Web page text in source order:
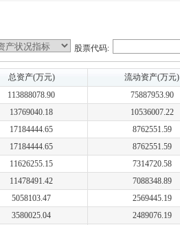
股票代码:
总资产(万元) 流动资产(万元)
113888078.90 75887953.90
13769040.18 10536007.22
17184444.65 8762551.59
17184444.65 8762551.59
11626255.15 7314720.58
11478491.42 7088348.89
5058103.47 2569445.19
3580025.04 2489076.19